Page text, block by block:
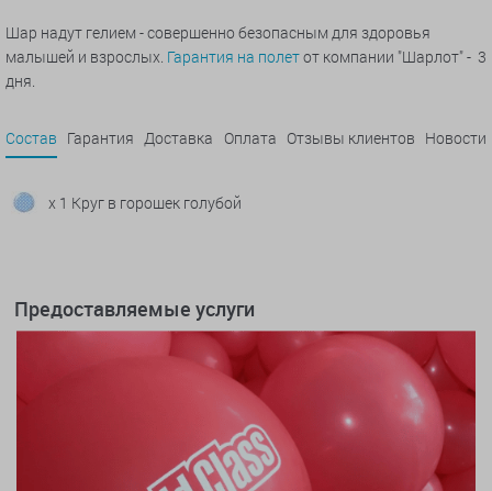
Шар надут гелием - совершенно безопасным для здоровья
малышей и взрослых. Гарантия на полетот компании "Шарлот" - 3
дня.
Состав Гарантия Доставка Оплата Отзывы клиентов Новости
x 1 Круг в горошек голубой
Предоставляемые услуги